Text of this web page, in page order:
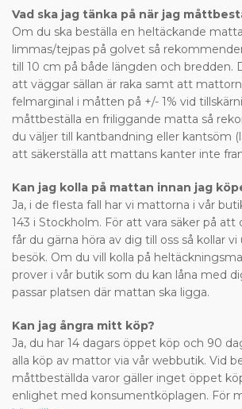
Vad ska jag tänka på när jag
Om du ska beställa en heltäckande
limmas/tejpas på golvet så
till 10 cm på både längden och bredden.
att väggar sällan är raka samt att
felmarginal i måtten på +/- 1% vid
måttbeställa en friliggande matta så
du väljer till kantbandning eller kantsöm
att säkerställa att mattans kanter inte
Kan jag kolla på mattan innan jag
Ja, i de flesta fall har vi mattorna i vår
143 i Stockholm. För att vara säker på
får du gärna höra av dig till oss så kollar
besök. Om du vill kolla på
prover i vår butik som du kan låna med
passar platsen där mattan ska ligga.
Kan jag ångra mitt köp?
Ja, du har 14 dagars öppet köp och 90
alla köp av mattor via vår webbutik. Vid
måttbeställda varor gäller inget öppet
enlighet med konsumentköplagen. För